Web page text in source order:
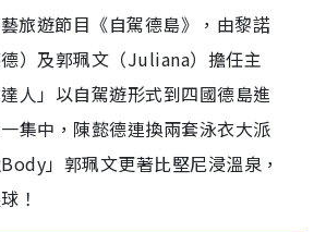
旅遊節目《自駕德島》，由黎諾
）及郭珮文（Juliana）擔任主
人」以自駕遊形式到四國德島進
集中，陳懿德連換兩套泳衣大派
」郭珮文更著比堅尼浸溫泉，
！